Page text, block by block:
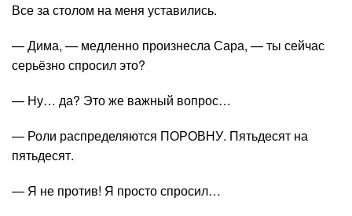
Все за столом на меня уставились.
— Дима, — медленно произнесла Сара, — ты сейчас
серьёзно спросил это?
— Ну… да? Это же важный вопрос…
— Роли распределяются ПОРОВНУ. Пятьдесят на
пятьдесят.
— Я не против! Я просто спросил…